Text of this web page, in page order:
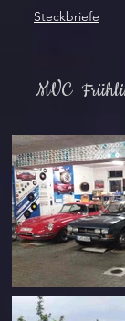
Steckbriefe
MVC